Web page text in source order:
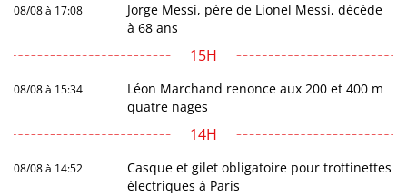
08/08 à 17:08
Jorge Messi, père de Lionel Messi, décède
à 68 ans
15H
08/08 à 15:34
Léon Marchand renonce aux 200 et 400 m
quatre nages
14H
08/08 à 14:52
Casque et gilet obligatoire pour trottinettes
électriques à Paris